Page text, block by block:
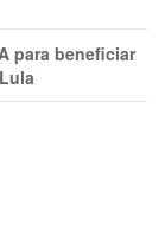
para beneficiar